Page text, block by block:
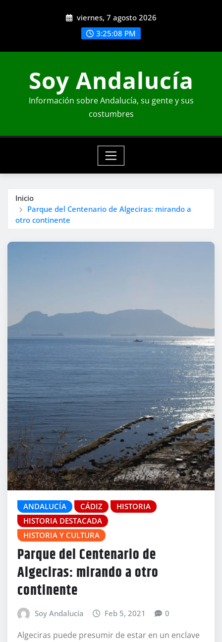
viernes, 7 agosto 2026
3:25:09 PM
Soy Andalucía
Información sobre Andalucía, su gente y sus
costumbres
Inicio
Parque del Centenario de Algeciras: mirando a
otro continente
ANDALUCÍA CÁDIZ
HISTORIA
HISTORIA DESTACADA
HISTORIA Y CULTURA
Parque del Centenario de
Algeciras: mirando a otro
continente
Soy Andalucía Feb 5, 2021 0
Algeciras puede presumir de estar en un enclave